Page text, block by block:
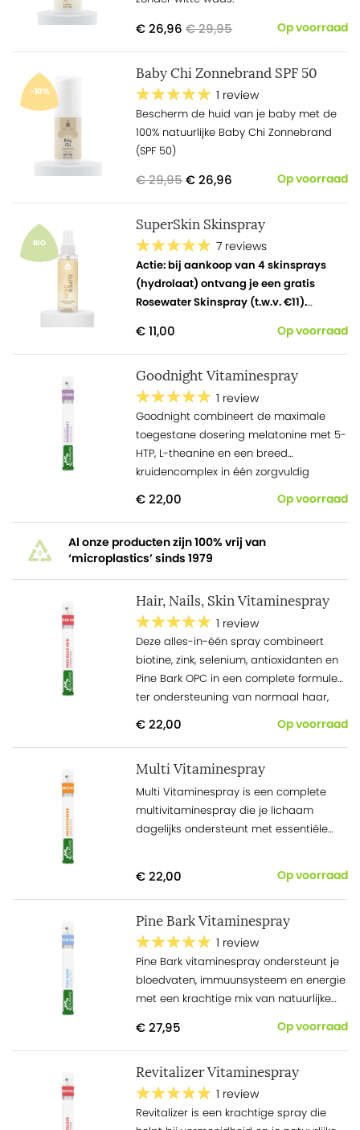
€ 26,96 € 29,95 Op voorraad
-10%
Baby Chi Zonnebrand SPF 50
1 review
Bescherm de huid van je baby met de
100% natuurlijke Baby Chi Zonnebrand
(SPF 50)
€ 29,95€ 26,96 Op voorraad
BIO
SuperSkin Skinspray
7 reviews
Actie: bij aankoop van 4 skinsprays
(hydrolaat) ontvang je een gratis
Rosewater Skinspray (t.w.v. €11).
van puur oranjebloesemwater. Gebruik
als lotion i.c.m. een SuperSkin Oil.
€ 11,00 Op voorraad
Goodnight Vitaminespray
1 review
Goodnight combineert de maximale
toegestane dosering melatonine met 5-
HTP, L-theanine en een breed
kruidencomplex in één zorgvuldig
samengestelde avondformule.
€ 22,00 Op voorraad
Al onze producten zijn 100% vrij van
‘microplastics’ sinds 1979
Hair, Nails, Skin Vitaminespray
1 review
Deze alles-in-één spray combineert
biotine, zink, selenium, antioxidanten en
Pine Bark OPC in een complete formule
ter ondersteuning van normaal haar,
een gezonde huid en sterke nagels.
€ 22,00 Op voorraad
Multi Vitaminespray
Multi Vitaminespray is een complete
multivitaminespray die je lichaam
dagelijks ondersteunt met essentiële
€ 22,00 Op voorraad
Pine Bark Vitaminespray
1 review
Pine Bark vitaminespray ondersteunt je
bloedvaten, immuunsysteem en energie
met een krachtige mix van natuurlijke
€ 27,95 Op voorraad
Revitalizer Vitaminespray
1 review
Revitalizer is een krachtige spray die